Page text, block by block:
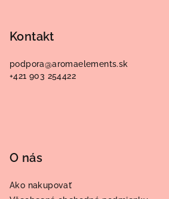
Kontakt
podpora@aromaelements.sk
+421 903 254422
O nás
Ako nakupovať